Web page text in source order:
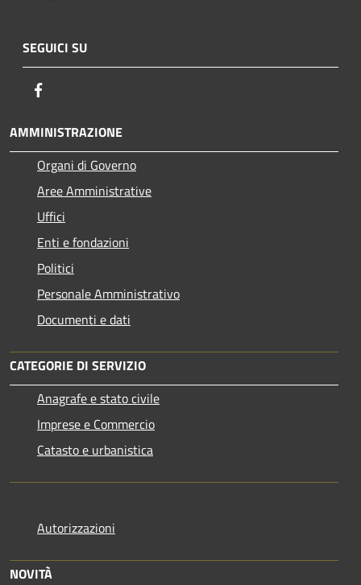
SEGUICI SU
AMMINISTRAZIONE
Organi di Governo
Aree Amministrative
Uffici
Enti e fondazioni
Politici
Personale Amministrativo
Documenti e dati
CATEGORIE DI SERVIZIO
Anagrafe e stato civile
Imprese e Commercio
Catasto e urbanistica
Autorizzazioni
NOVITÀ